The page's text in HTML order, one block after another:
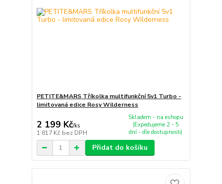
PETITE&MARS Tříkolka multifunkční 5v1 Turbo -
limitovaná edice Rosy Wilderness
2 199 Kč/ks
1 817 Kč bez DPH
Skladem - na eshopu
(Expedujeme 2 - 5
dní - dle dostupnosti)
Přidat do košíku